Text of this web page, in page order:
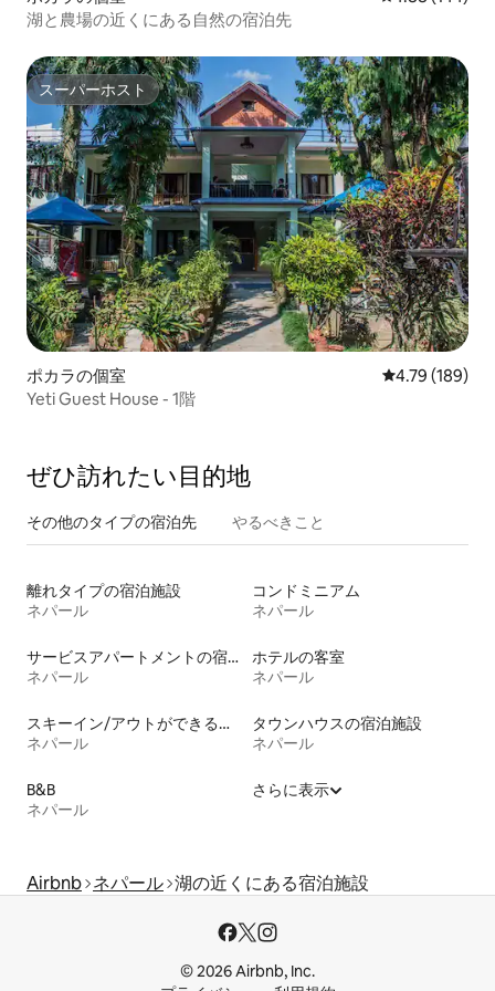
湖と農場の近くにある自然の宿泊先
スーパーホスト
スーパーホスト
ポカラの個室 レビュー189
4.79 (189)
Yeti Guest House - 1階
ぜひ訪⁠れ⁠た⁠い目⁠的⁠地
その他のタ⁠イ⁠プ⁠の宿⁠泊⁠先 やるべきこと
離れタイプの宿泊施設
ネパール
コンドミニアム
ネパール
サービスアパートメントの宿泊施設
ネパール
ホテルの客室
ネパール
スキーイン/アウトができる宿泊先
ネパール
タウンハウスの宿泊施設
ネパール
B&B
ネパール
さらに表示
Airbnb ネパール 湖の近くにある宿泊施設
© 2026 Airbnb, Inc.